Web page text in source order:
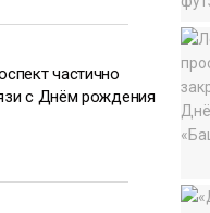
частично
с Днём рождения